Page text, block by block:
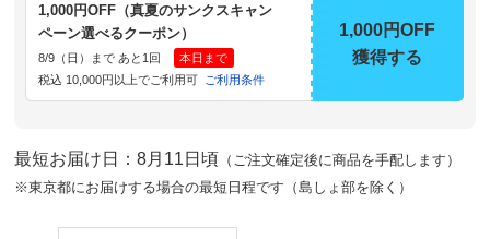
1,000円OFF（真夏のサンクスキャン
ペーン選べるクーポン）
8/9（日）まで あと1回
本日まで
税込 10,000円以上でご利用可
ご利用条件
1,000円OFF
獲得する
最短お届け日：8月11日頃 （ご注文確定後に商品を手配します）
※東京都にお届けする場合の最短日程です（島しょ部を除く）